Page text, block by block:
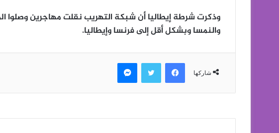
وذكرت شرطة إيطاليا أن شبكة التهريب نقلت مهاجرين وصلوا
والنمسا وبشكل أقل إلى فرنسا وإيطاليا.
شاركها
فيسبوك تويتر ماسنجر